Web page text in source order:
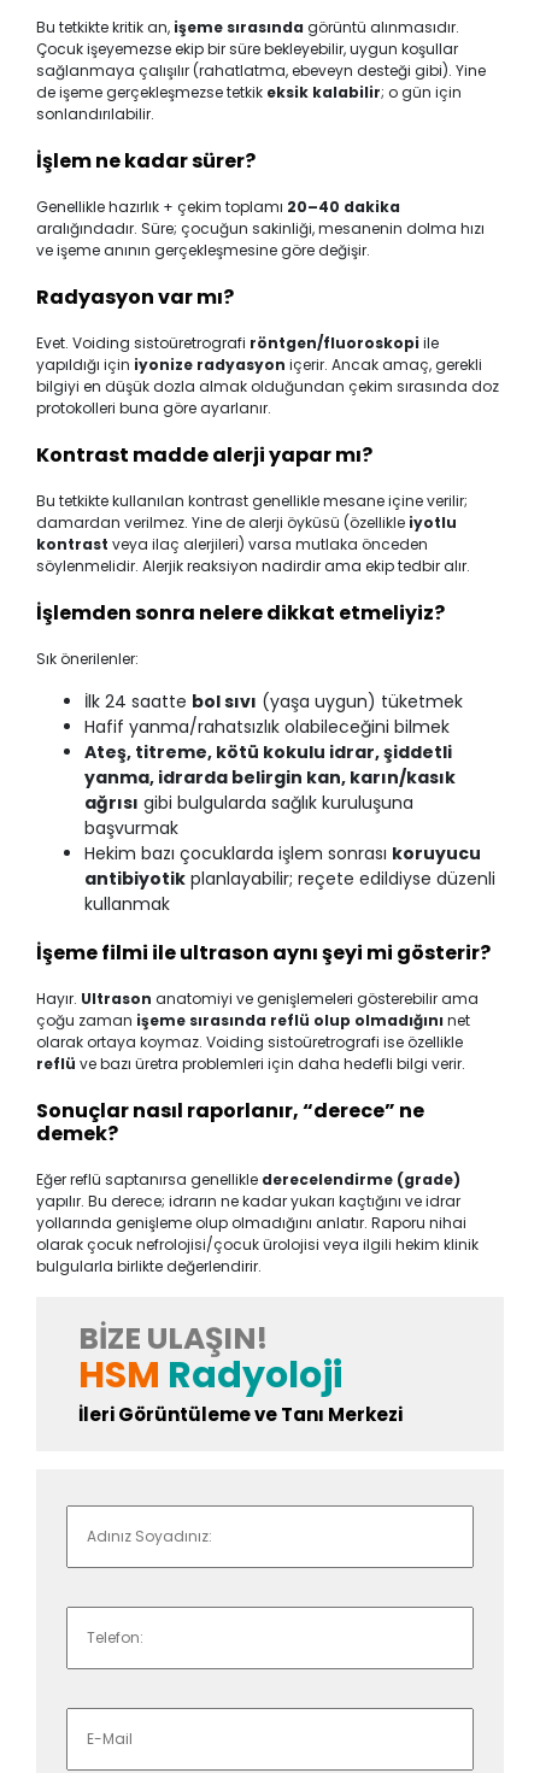
BIZE ULAŞIN!
HSM Radyoloji
İleri Görüntüleme ve Tanı Merkezi
Bu tetkikte kritik an, işeme sırasında görüntü alınmasıdır.
Çocuk işeyemezse ekip bir süre bekleyebilir, uygun koşullar
sağlanmaya çalışılır (rahatlatma, ebeveyn desteği gibi). Yine
de işeme gerçekleşmezse tetkik eksik kalabilir; o gün için
sonlandırılabilir.
İşlem ne kadar sürer?
Genellikle hazırlık + çekim toplamı 20–40 dakika
aralığındadır. Süre; çocuğun sakinliği, mesanenin dolma hızı
ve işeme anının gerçekleşmesine göre değişir.
Radyasyon var mı?
Evet. Voiding sistoüretrografi röntgen/fluoroskopi ile
yapıldığı için iyonize radyasyon içerir. Ancak amaç, gerekli
bilgiyi en düşük dozla almak olduğundan çekim sırasında doz
protokolleri buna göre ayarlanır.
Kontrast madde alerji yapar mı?
Bu tetkikte kullanılan kontrast genellikle mesane içine verilir;
damardan verilmez. Yine de alerji öyküsü (özellikle iyotlu
kontrast veya ilaç alerjileri) varsa mutlaka önceden
söylenmelidir. Alerjik reaksiyon nadirdir ama ekip tedbir alır.
İşlemden sonra nelere dikkat etmeliyiz?
Sık önerilenler:
İlk 24 saatte bol sıvı (yaşa uygun) tüketmek
Hafif yanma/rahatsızlık olabileceğini bilmek
Ateş, titreme, kötü kokulu idrar, şiddetli
yanma, idrarda belirgin kan, karın/kasık
ağrısı gibi bulgularda sağlık kuruluşuna
başvurmak
Hekim bazı çocuklarda işlem sonrası koruyucu
antibiyotik planlayabilir; reçete edildiyse düzenli
kullanmak
İşeme filmi ile ultrason aynı şeyi mi gösterir?
Hayır. Ultrason anatomiyi ve genişlemeleri gösterebilir ama
çoğu zaman işeme sırasında reflü olup olmadığını net
olarak ortaya koymaz. Voiding sistoüretrografi ise özellikle
reflü ve bazı üretra problemleri için daha hedefli bilgi verir.
Sonuçlar nasıl raporlanır, “derece” ne
demek?
Eğer reflü saptanırsa genellikle derecelendirme (grade)
yapılır. Bu derece; idrarın ne kadar yukarı kaçtığını ve idrar
yollarında genişleme olup olmadığını anlatır. Raporu nihai
olarak çocuk nefrolojisi/çocuk ürolojisi veya ilgili hekim klinik
bulgularla birlikte değerlendirir.